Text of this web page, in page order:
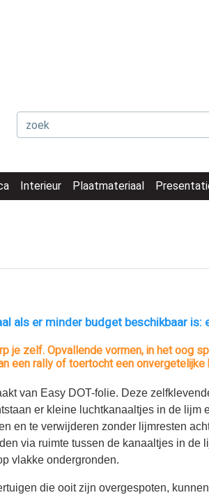
Interieur Plaatmateriaal
als er minder budget beschikbaar is:
je zelf. Opvallende vormen, in het oog
een rally of toertocht een onvergetelijke
van Easy DOT-folie. Deze
er kleine luchtkanaaltjes in de
en te verwijderen zonder lijmresten
via ruimte tussen de kanaaltjes in
vlakke ondergronden.
die ooit zijn overgespoten,